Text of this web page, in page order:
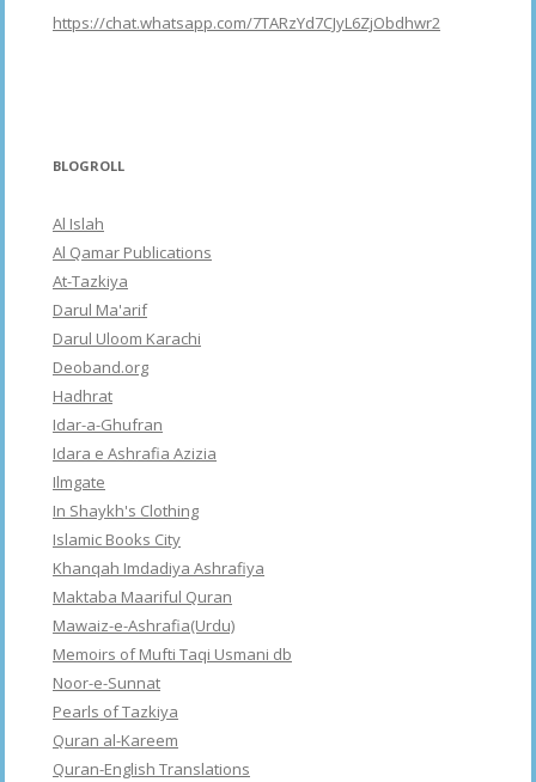
https://chat.whatsapp.com/7TARzYd7CJyL6ZjObdhwr2
BLOGROLL
Al Islah
Al Qamar Publications
At-Tazkiya
Darul Ma'arif
Darul Uloom Karachi
Deoband.org
Hadhrat
Idar-a-Ghufran
Idara e Ashrafia Azizia
Ilmgate
In Shaykh's Clothing
Islamic Books City
Khanqah Imdadiya Ashrafiya
Maktaba Maariful Quran
Mawaiz-e-Ashrafia(Urdu)
Memoirs of Mufti Taqi Usmani db
Noor-e-Sunnat
Pearls of Tazkiya
Quran al-Kareem
Quran-English Translations